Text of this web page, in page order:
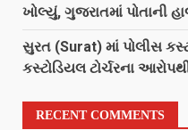
ખોલ્યું, ગુજરાતમાં પોતાની
સુરત (Surat) માં પોલીસ
કસ્ટોડિયલ ટોર્ચરના
RECENT COMMENTS